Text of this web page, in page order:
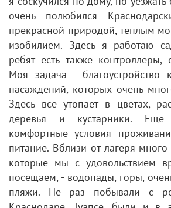
очень полюбился
прекрасной природой, теплым
изобилием. Здесь я работаю
ребят есть также контроллеры,
Моя задача - благоустройство
насаждений, которых очень
Здесь все утопает в цветах,
деревья и кустарники.
комфортные условия
питание. Вблизи от лагеря
которые мы с удовольствием
посещаем, - водопады, горы,
пляжи. Не раз побывали с